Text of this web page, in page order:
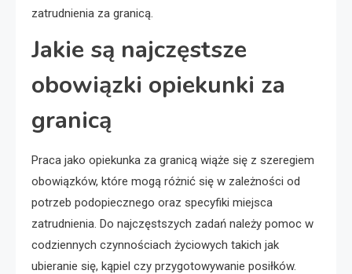
zatrudnienia za granicą.
Jakie są najczęstsze
obowiązki opiekunki za
granicą
Praca jako opiekunka za granicą wiąże się z szeregiem
obowiązków, które mogą różnić się w zależności od
potrzeb podopiecznego oraz specyfiki miejsca
zatrudnienia. Do najczęstszych zadań należy pomoc w
codziennych czynnościach życiowych takich jak
ubieranie się, kąpiel czy przygotowywanie posiłków.